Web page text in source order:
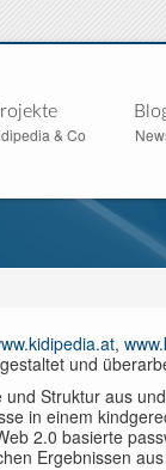
& Co
,
und
Struktur aus
in einem
2.0 basierte
Ergebnissen